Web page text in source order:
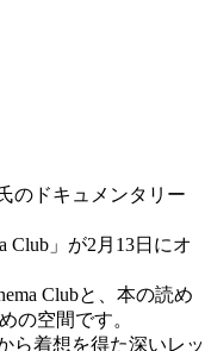
のドキュメンタリー
Club」が2月13日にオ
Clubと、本の読め
の空間です。
ら着想を得た深いレッ